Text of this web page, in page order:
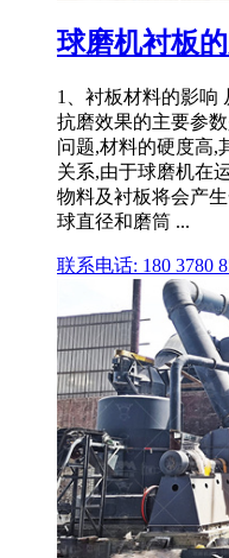
球磨机衬板
1、衬板材料的影响
抗磨效果的主要参
问题,材料的硬度高,
关系,由于球磨机在
物料及衬板将会产
球直径和磨筒 ...
联系电话: 180 3780